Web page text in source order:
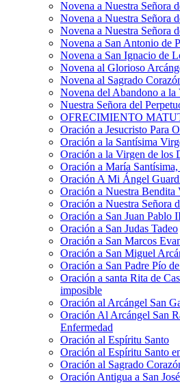
Novena a Nuestra Señora
Novena a Nuestra Señora
Novena a Nuestra Señora
Novena a San Antonio de
Novena a San Ignacio de
Novena al Glorioso
Novena al Sagrado
Novena del Abandono a la
Nuestra Señora del
OFRECIMIENTO
Oración a Jesucristo Para
Oración a la Santísima
Oración a la Virgen de los
Oración a María
Oración A Mi Ángel
Oración a Nuestra Bendita
Oración a Nuestra Señora
Oración a San Juan Pablo
Oración a San Judas Tadeo
Oración a San Marcos
Oración a San Miguel
Oración a San Padre Pío
Oración a santa Rita de
imposible
Oración al Arcángel San
Oración Al Arcángel San
Enfermedad
Oración al Espíritu Santo
Oración al Espíritu Santo
Oración al Sagrado
Oración Antigua a San José